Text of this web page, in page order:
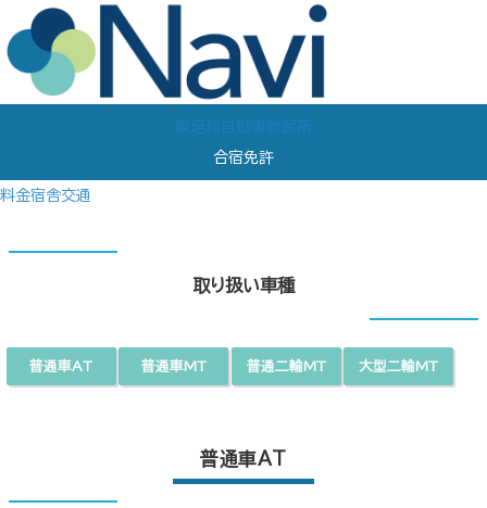
東足利自動車教習所
合宿免許
料金宿舎交通
取り扱い車種
普通車MT
普通車AT 普通二輪MT 大型二輪MT
普通車AT